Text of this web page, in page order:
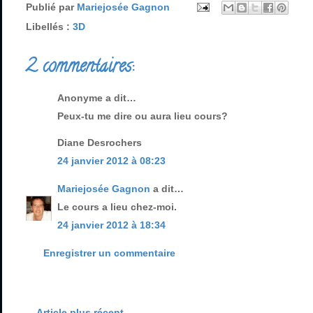
Publié par Mariejosée Gagnon
Libellés : 3D
2 commentaires:
Anonyme a dit…
Peux-tu me dire ou aura lieu cours?
Diane Desrochers
24 janvier 2012 à 08:23
Mariejosée Gagnon a dit…
Le cours a lieu chez-moi.
24 janvier 2012 à 18:34
Enregistrer un commentaire